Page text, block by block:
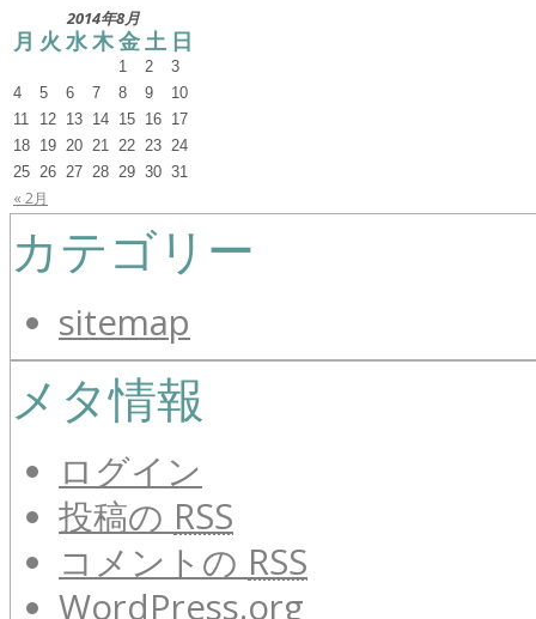
2014年8月
月 火 水木金 土 日
« 2月
1 2
3
4
5 6 7 8 9
10
11
12 13 14 15 16 17
18 19 20 21 22 23 24
25 26 27 28 29 30 31
カテゴリー
sitemap
メタ情報
ログイン
投稿の RSS
コメントの RSS
WordPress.org